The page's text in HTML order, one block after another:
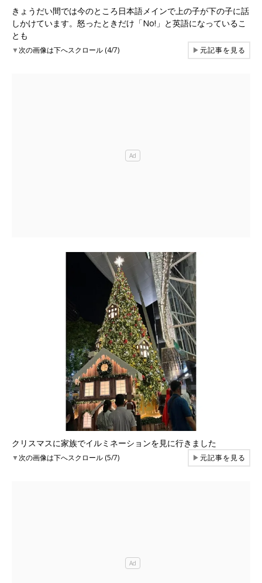
きょうだい間では今のところ日本語メインで上の子が下の子に話
しかけています。怒ったときだけ「No!」と英語になっているこ
とも
▼次の画像は下へスクロール (4/7) ▶元記事を見る
クリスマスに家族でイルミネーションを見に行きました
▼次の画像は下へスクロール (5/7) ▶元記事を見る